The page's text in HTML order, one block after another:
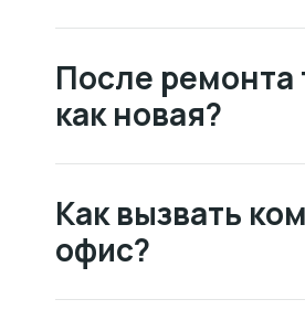
После ремонта
как новая?
Как вызвать
офис?